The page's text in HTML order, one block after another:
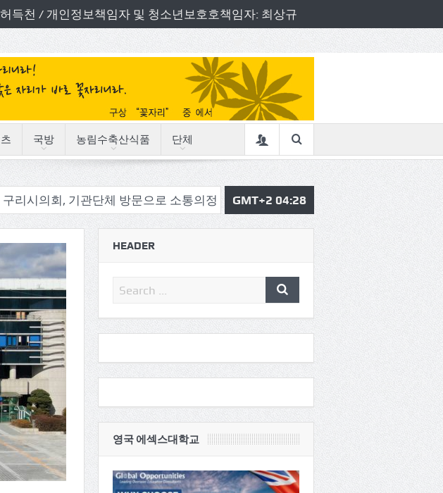
득천 / 개인정보책임자 및 청소년보호호책임자: 최상규
국방 농림수축산식품 단체
관단체 방문으로 소통의정 시작 삼육중 4-H 환경동아리, 구리시청서 특별한
GMT+2 04:28
HEADER
영국 에섹스대학교